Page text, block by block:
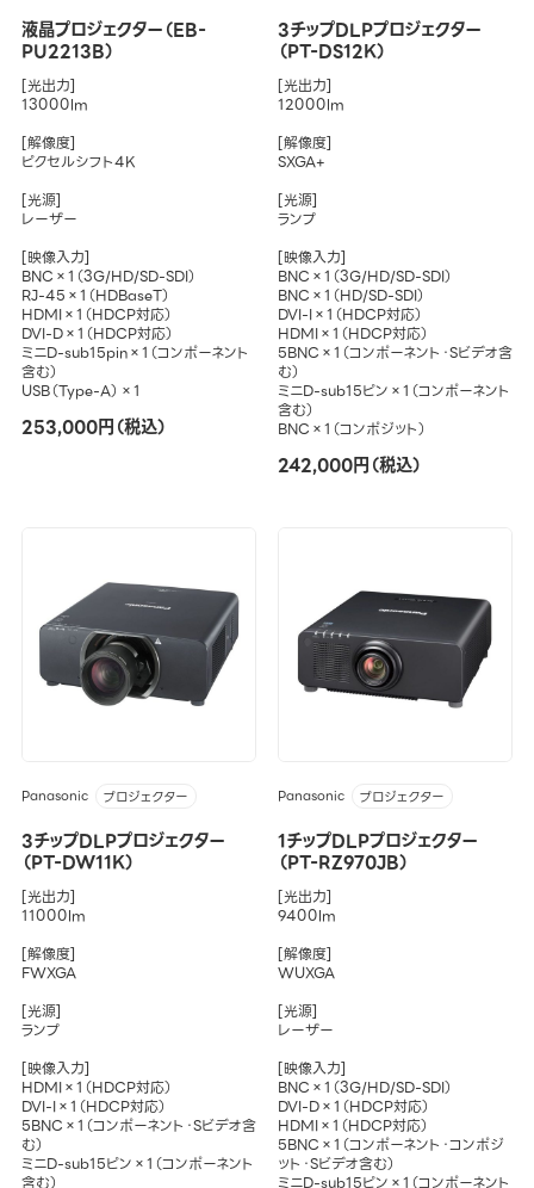
液晶プロジェクター（EB-
PU2213B）
[光出力]
13000lm
[解像度]
ピクセルシフト4K
[光源]
レーザー
[映像入力]
BNC×1（3G/HD/SD-SDI）
RJ-45×1（HDBaseT）
HDMI×1（HDCP対応）
DVI-D×1（HDCP対応）
ミニD-sub15pin×1（コンポーネント
含む）
USB（Type-A）×1
253,000円（税込）
3チップDLPプロジェクター
（PT-DS12K）
[光出力]
12000lm
[解像度]
SXGA+
[光源]
ランプ
[映像入力]
BNC×1（3G/HD/SD-SDI）
BNC×1（HD/SD-SDI）
DVI-I×1（HDCP対応）
HDMI×1（HDCP対応）
5BNC×1（コンポーネント・Sビデオ含
む）
ミニD-sub15ピン×1（コンポーネント
含む）
BNC×1（コンポジット）
242,000円（税込）
Panasonic プロジェクター
3チップDLPプロジェクター
（PT-DW11K）
[光出力]
11000lm
[解像度]
FWXGA
[光源]
ランプ
[映像入力]
HDMI×1（HDCP対応）
DVI-I×1（HDCP対応）
5BNC×1（コンポーネント・Sビデオ含
む）
ミニD-sub15ピン×1（コンポーネント
含む）
Panasonic プロジェクター
1チップDLPプロジェクター
（PT-RZ970JB）
[光出力]
9400lm
[解像度]
WUXGA
[光源]
レーザー
[映像入力]
BNC×1（3G/HD/SD-SDI）
DVI-D×1（HDCP対応）
HDMI×1（HDCP対応）
5BNC×1（コンポーネント・コンポジ
ット・Sビデオ含む）
ミニD-sub15ピン×1（コンポーネント